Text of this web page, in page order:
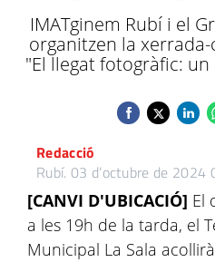
IMATginem Rubí i el
organitzen la
"El llegat fotogràfic:
Redacció
Rubí. 03 d’octubre de 2024
[CANVI D'UBICACIÓ] El
a les 19h de la tarda, el
Municipal La Sala